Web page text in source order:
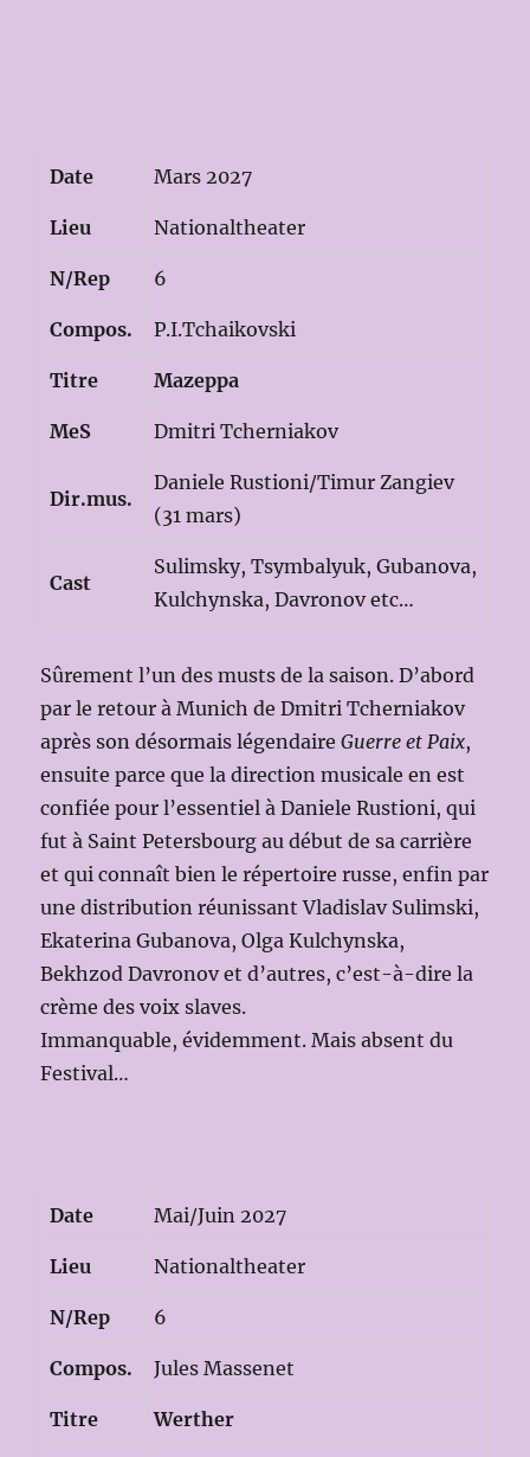
Date Mars 2027
Lieu Nationaltheater
N/Rep 6
Compos. P.I.Tchaikovski
Titre Mazeppa
MeS Dmitri Tcherniakov
Dir.mus.
Daniele Rustioni/Timur Zangiev
(31 mars)
Cast
Sulimsky, Tsymbalyuk, Gubanova,
Kulchynska, Davronov etc…
Sûrement l’un des musts de la saison. D’abord
par le retour à Munich de Dmitri Tcherniakov
après son désormais légendaireGuerre et Paix,
ensuite parce que la direction musicale en est
confiée pour l’essentiel à Daniele Rustioni, qui
fut à Saint Petersbourg au début de sa carrière
et qui connaît bien le répertoire russe, enfin par
une distribution réunissant Vladislav Sulimski,
Ekaterina Gubanova, Olga Kulchynska,
Bekhzod Davronov et d’autres, c’est-à-dire la
crème des voix slaves.
Immanquable, évidemment. Mais absent du
Festival…
Date Mai/Juin 2027
Lieu Nationaltheater
N/Rep 6
Compos. Jules Massenet
Titre Werther